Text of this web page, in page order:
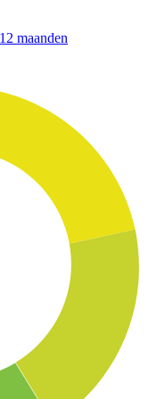
maanden